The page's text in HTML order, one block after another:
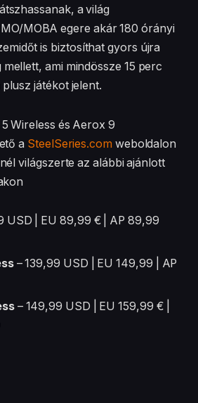
a világ
MOBA egere akár 180 órányi
is biztosíthat gyors újra
ami mindössze 15 perc
játékot jelent.
Wireless és Aerox 9
a SteelSeries.comweboldalon
világszerte az alábbi ajánlott
USD | EU 89,99 € | AP 89,99
– 139,99 USD | EU 149,99 | AP
– 149,99 USD | EU 159,99 € |